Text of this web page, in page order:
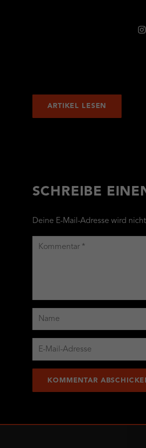
ARTIKEL LESEN
SCHREIBE
Deine E-Mail-Adresse wird
KOMMENTAR